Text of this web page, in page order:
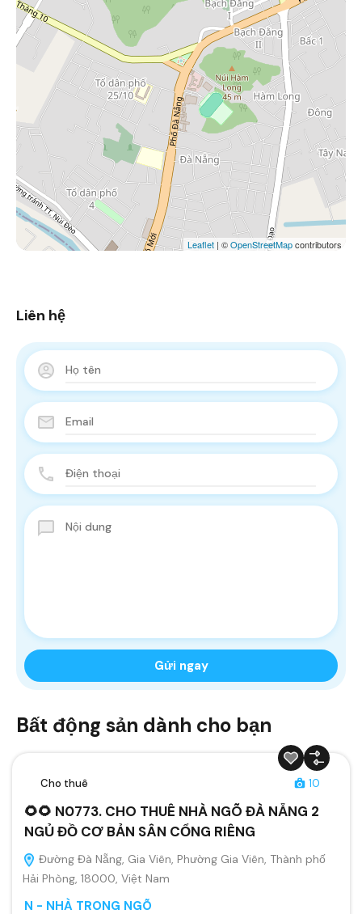
Leaflet | ©OpenStreetMapcontributors
Liên hệ
Bất động sản dành cho bạn
Cho thuê 10
🌻🌻 N0773. CHO THUÊ NHÀ NGÕ ĐÀ NẴNG 2
NGỦ ĐỒ CƠ BẢN SÂN CỔNG RIÊNG
Đường Đà Nẵng, Gia Viên, Phường Gia Viên, Thành phố
Hải Phòng, 18000, Việt Nam
N - NHÀ TRONG NGÕ